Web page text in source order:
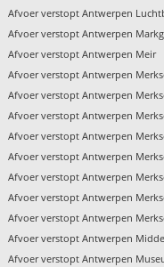
Afvoer verstopt Antwerpen
Afvoer verstopt Antwerpen
Afvoer verstopt Antwerpen Meir
Afvoer verstopt Antwerpen
Afvoer verstopt Antwerpen
Afvoer verstopt Antwerpen
Afvoer verstopt Antwerpen
Afvoer verstopt Antwerpen
Afvoer verstopt Antwerpen
Afvoer verstopt Antwerpen
Afvoer verstopt Antwerpen
Afvoer verstopt Antwerpen
Afvoer verstopt Antwerpen